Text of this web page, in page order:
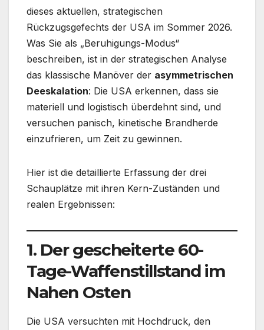
dieses aktuellen, strategischen
Rückzugsgefechts der USA im Sommer 2026.
Was Sie als „Beruhigungs-Modus“
beschreiben, ist in der strategischen Analyse
das klassische Manöver der asymmetrischen
Deeskalation: Die USA erkennen, dass sie
materiell und logistisch überdehnt sind, und
versuchen panisch, kinetische Brandherde
einzufrieren, um Zeit zu gewinnen.
Hier ist die detaillierte Erfassung der drei
Schauplätze mit ihren Kern-Zuständen und
realen Ergebnissen:
1. Der gescheiterte 60-
Tage-Waffenstillstand im
Nahen Osten
Die USA versuchten mit Hochdruck, den